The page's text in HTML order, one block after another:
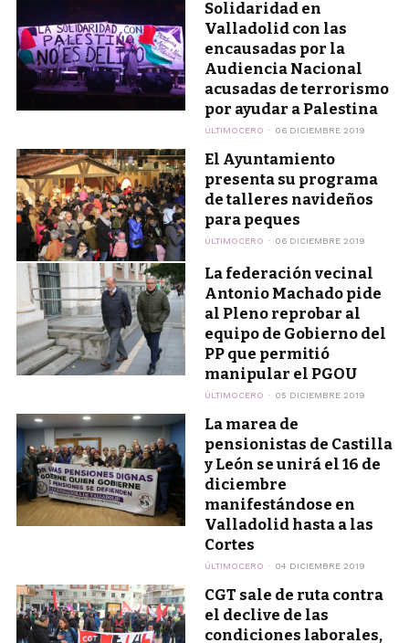
Solidaridad en
Valladolid con las
encausadas por la
Audiencia Nacional
acusadas de terrorismo
por ayudar a Palestina
ÚLTIMOCERO 06 DICIEMBRE 2019
El Ayuntamiento
presenta su programa
de talleres navideños
para peques
ÚLTIMOCERO 06 DICIEMBRE 2019
La federación vecinal
Antonio Machado pide
al Pleno reprobar al
equipo de Gobierno del
PP que permitió
manipular el PGOU
ÚLTIMOCERO 05 DICIEMBRE 2019
La marea de
pensionistas de Castilla
y León se unirá el 16 de
diciembre
manifestándose en
Valladolid hasta a las
Cortes
ÚLTIMOCERO 04 DICIEMBRE 2019
CGT sale de ruta contra
el declive de las
condiciones laborales,